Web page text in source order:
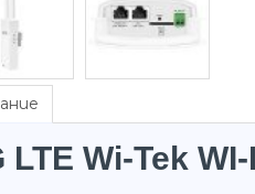
LTE Wi-Tek